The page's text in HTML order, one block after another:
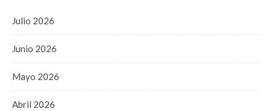
Julio 2026
Junio 2026
Mayo 2026
Abril 2026